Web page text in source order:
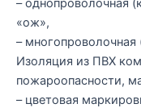
– однопроволочная
«ож»,
–
Изоляция из ПВХ
пожароопасности,
– цветовая